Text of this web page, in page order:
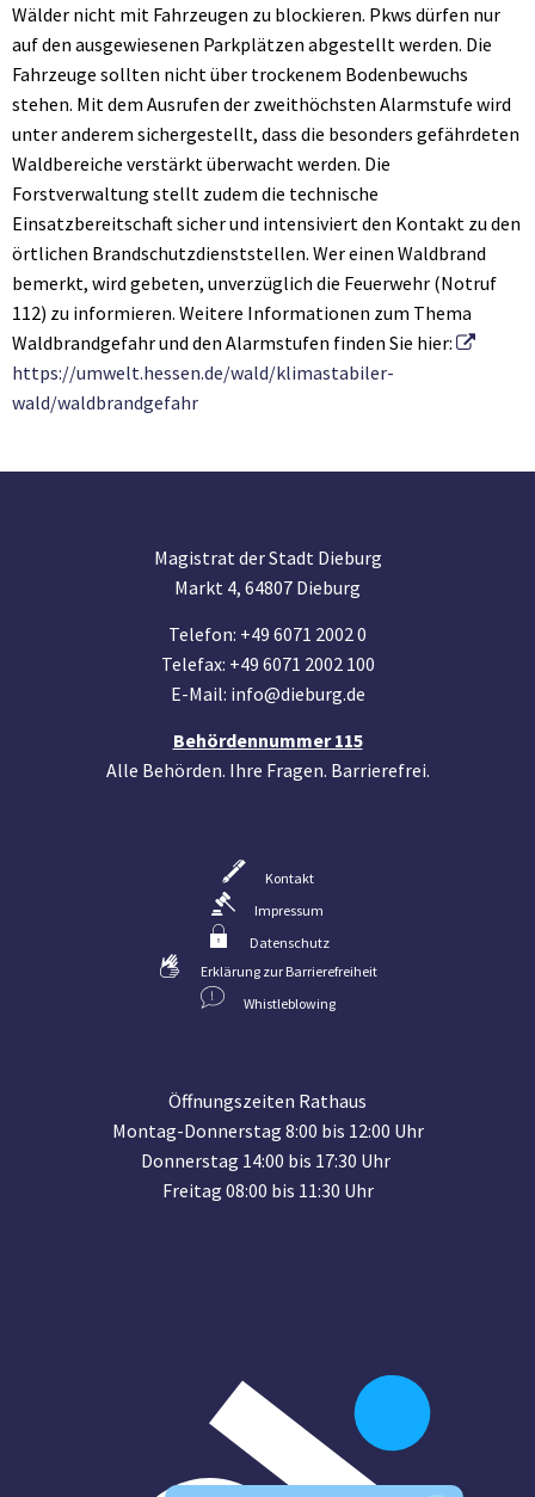
Wälder nicht mit Fahrzeugen zu blockieren. Pkws dürfen nur
auf den ausgewiesenen Parkplätzen abgestellt werden. Die
Fahrzeuge sollten nicht über trockenem Bodenbewuchs
stehen. Mit dem Ausrufen der zweithöchsten Alarmstufe wird
unter anderem sichergestellt, dass die besonders gefährdeten
Waldbereiche verstärkt überwacht werden. Die
Forstverwaltung stellt zudem die technische
Einsatzbereitschaft sicher und intensiviert den Kontakt zu den
örtlichen Brandschutzdienststellen. Wer einen Waldbrand
bemerkt, wird gebeten, unverzüglich die Feuerwehr (Notruf
112) zu informieren. Weitere Informationen zum Thema
Waldbrandgefahr und den Alarmstufen finden Sie hier:
https://umwelt.hessen.de/wald/klimastabiler-
wald/waldbrandgefahr
Magistrat der Stadt Dieburg
Markt 4, 64807 Dieburg
Telefon: +49 6071 2002 0
Telefax: +49 6071 2002 100
E-Mail: info@dieburg.de
Behördennummer 115
Alle Behörden. Ihre Fragen. Barrierefrei.
Kontakt
Impressum
Datenschutz
Erklärung zur Barrierefreiheit
Whistleblowing
Öffnungszeiten Rathaus
Montag-Donnerstag 8:00 bis 12:00 Uhr
Donnerstag 14:00 bis 17:30 Uhr
Freitag 08:00 bis 11:30 Uhr